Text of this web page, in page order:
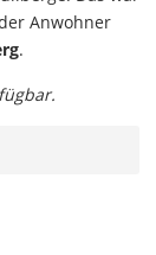
Anwohner
.